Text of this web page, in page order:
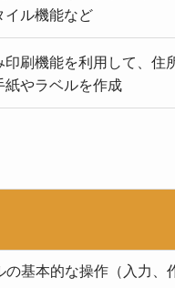
イル機能など
印刷機能を利用して、
紙やラベルを作成
の基本的な操作（入力、